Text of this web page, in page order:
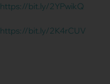
https://bit.ly/2YPwikQ
https://bit.ly/2K4rCUV